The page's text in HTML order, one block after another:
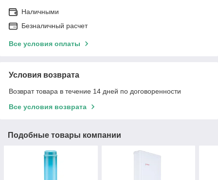
Наличными
Безналичный расчет
Все условия оплаты
Условия возврата
Возврат товара в течение 14 дней по договоренности
Все условия возврата
Подобные товары компании